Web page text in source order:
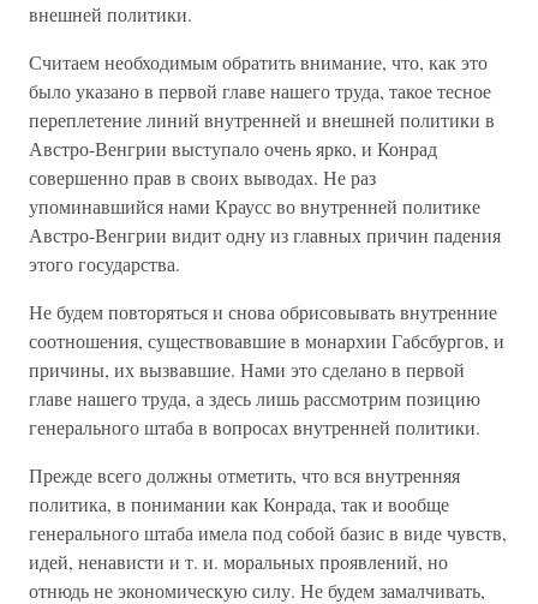
внешней политики.
Считаем необходимым обратить внимание, что, как это
было указано в первой главе нашего труда, такое тесное
переплетение линий внутренней и внешней политики в
Австро-Венгрии выступало очень ярко, и Конрад
совершенно прав в своих выводах. Не раз
упоминавшийся нами Краусс во внутренней политике
Австро-Венгрии видит одну из главных причин падения
этого государства.
Не будем повторяться и снова обрисовывать внутренние
соотношения, существовавшие в монархии Габсбургов, и
причины, их вызвавшие. Нами это сделано в первой
главе нашего труда, а здесь лишь рассмотрим позицию
генерального штаба в вопросах внутренней политики.
Прежде всего должны отметить, что вся внутренняя
политика, в понимании как Конрада, так и вообще
генерального штаба имела под собой базис в виде чувств,
идей, ненависти и т. и. моральных проявлений, но
отнюдь не экономическую силу. Не будем замалчивать,